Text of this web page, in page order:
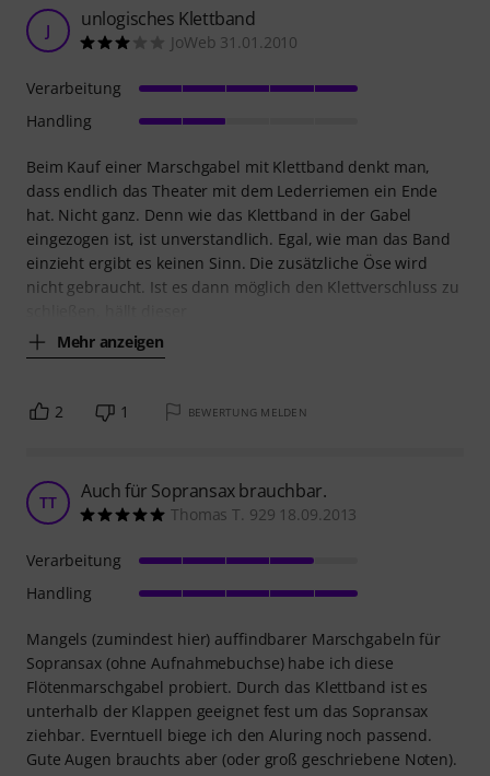
J unlogisches Klettband
JoWeb 31.01.2010
Beim Kauf einer Marschgabel mit Klettband denkt man,
dass endlich das Theater mit dem Lederriemen ein Ende
hat. Nicht ganz. Denn wie das Klettband in der Gabel
eingezogen ist, ist unverstandlich. Egal, wie man das Band
einzieht ergibt es keinen Sinn. Die zusätzliche Öse wird
nicht gebraucht. Ist es dann möglich den Klettverschluss zu
Mehr anzeigen
Verarbeitung
Handling
2 1 BEWERTUNG MELDEN
TT Auch für Sopransax brauchbar.
Thomas T. 929 18.09.2013
Mangels (zumindest hier) auffindbarer Marschgabeln für
Sopransax (ohne Aufnahmebuchse) habe ich diese
Flötenmarschgabel probiert. Durch das Klettband ist es
unterhalb der Klappen geeignet fest um das Sopransax
ziehbar. Everntuell biege ich den Aluring noch passend.
Gute Augen brauchts aber (oder groß geschriebene Noten).
Verarbeitung
Handling